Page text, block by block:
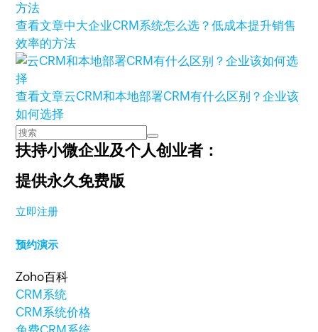
查看文章中大企业CRM系统怎么选？低成本提升销售
效率的方法
查看文章云CRM和本地部署CRM有什么区别？企业该
如何选择
扶持小微企业及个人创业者：
提供永久免费版
立即注册
预约演示
Zoho百科
CRM系统
CRM系统价格